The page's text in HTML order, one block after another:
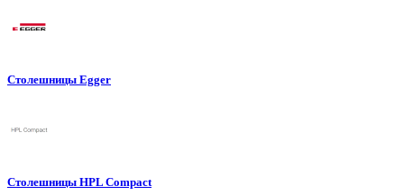
Столешницы Egger
Столешницы HPL Compact